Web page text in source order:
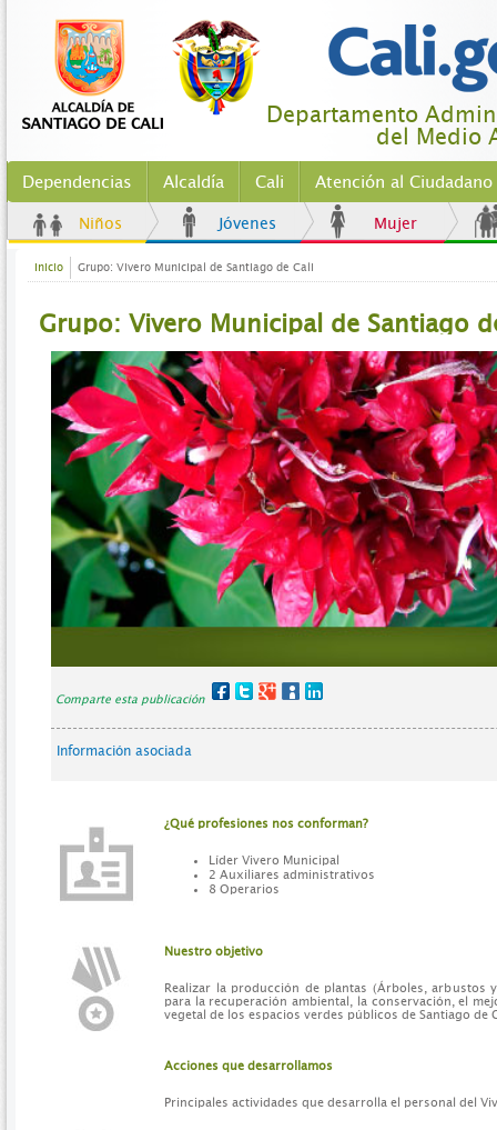
Departamento
del Medio
Dependencias Alcaldía Cali Atención al Ciudadano
Niños Jóvenes Mujer
Inicio Grupo: Vivero Municipal de Santiago de Cali
Grupo: Vivero Municipal de Santiago
Comparte esta publicación
Información asociada
¿Qué profesiones nos conforman?
Líder Vivero Municipal
2 Auxiliares administrativos
8 Operarios
Nuestro objetivo
Realizar la producción de plantas (Árboles, arbustos
para la recuperación ambiental, la conservación, el
vegetal de los espacios verdes públicos de Santiago de
Acciones que desarrollamos
Principales actividades que desarrolla el personal del